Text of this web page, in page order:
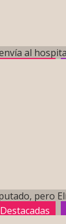
Destacadas